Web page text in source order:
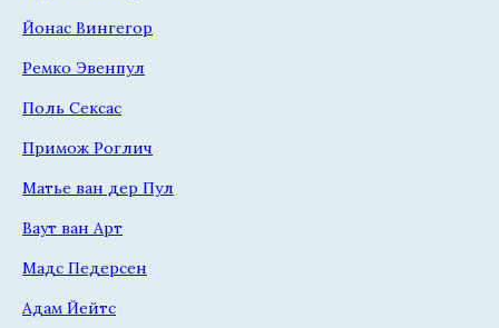
Йонас Вингегор
Ремко Эвенпул
Поль Сексас
Примож Роглич
Матье ван дер Пул
Ваут ван Арт
Мадс Педерсен
Адам Йейтс